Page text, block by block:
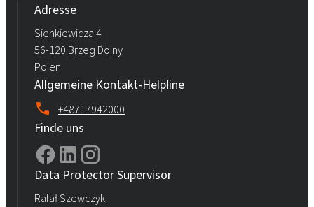
Adresse
Sienkiewicza 4
56-120 Brzeg Dolny
Polen
Allgemeine Kontakt-Helpline
+48717942000
Finde uns
Data Protector Supervisor
Rafał Szewczyk